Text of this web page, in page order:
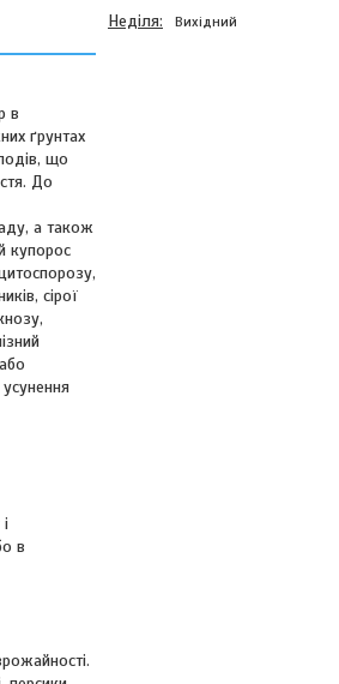
в
ґрунтах
що
До
а також
купорос
сірої
в
Неділя Вихідний